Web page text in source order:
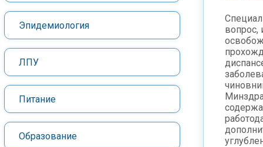
Эпидемиология
ЛПУ
Питание
Образование
вопрос,